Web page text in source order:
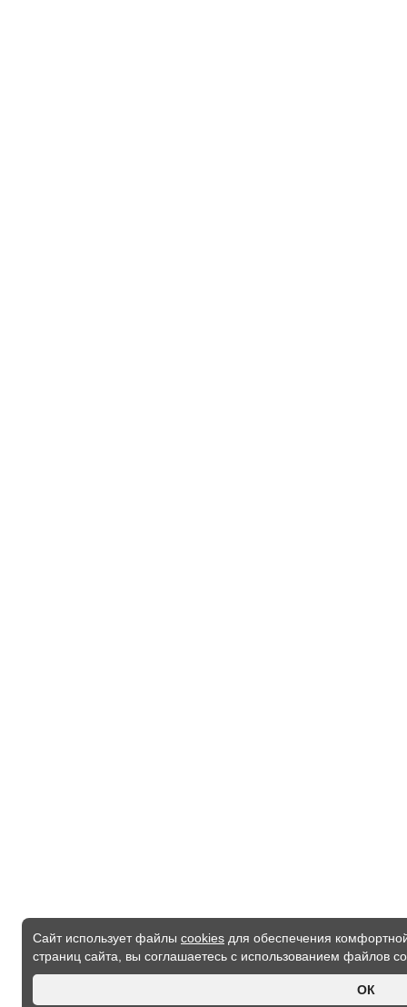
Сайт использует файлы cookies для обеспечения
страниц сайта, вы соглашаетесь с использованием файлов
ОК